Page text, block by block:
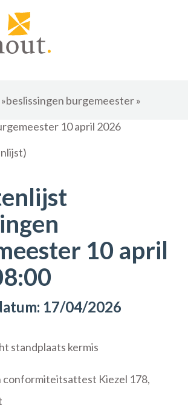
»beslissingen burgemeester»
10 april 2026
10 april
17/04/2026
standplaats kermis
Kiezel 178,